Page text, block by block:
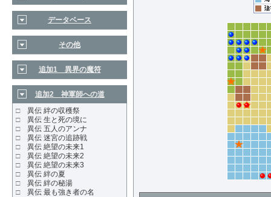
データベース
その他
追加1 異界の魔符
追加2 神軍師への道
□ 異伝 絆の収穫祭
□ 異伝 生と死の境に
□ 異伝 五人のアンナ
□ 異伝 迷宮の追跡戦
□ 異伝 絶望の未来1
□ 異伝 絶望の未来2
□ 異伝 絶望の未来3
□ 異伝 絆の夏
□ 異伝 絆の秘湯
□ 異伝 最も強き者の名